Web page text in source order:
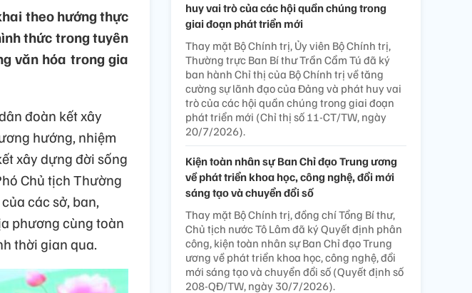
theo hướng thực
thức trong tuyên
văn hóa trong gia
đoàn kết xây
hướng, nhiệm
xây dựng đời sống
Chủ tịch Thường
các sở, ban,
phương cùng toàn
thời gian qua.
huy vai trò của các hội quần chúng trong
giai đoạn phát triển mới
Thay mặt Bộ Chính trị, Ủy viên Bộ Chính trị,
Thường trực Ban Bí thư Trần Cẩm Tú đã ký
ban hành Chỉ thị của Bộ Chính trị về tăng
cường sự lãnh đạo của Đảng và phát huy vai
trò của các hội quần chúng trong giai đoạn
phát triển mới (Chỉ thị số 11-CT/TW, ngày
20/7/2026).
Kiện toàn nhân sự Ban Chỉ đạo Trung ương
về phát triển khoa học, công nghệ, đổi mới
sáng tạo và chuyển đổi số
Thay mặt Bộ Chính trị, đồng chí Tổng Bí thư,
Chủ tịch nước Tô Lâm đã ký Quyết định phân
công, kiện toàn nhân sự Ban Chỉ đạo Trung
ương về phát triển khoa học, công nghệ, đổi
mới sáng tạo và chuyển đổi số (Quyết định số
208-QĐ/TW, ngày 30/7/2026).